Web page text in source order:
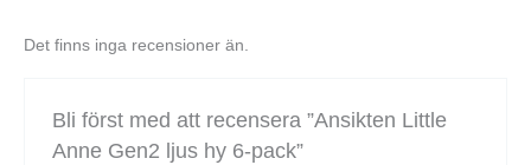
Det finns inga recensioner än.
Bli först med att recensera ”Ansikten Little
Anne Gen2 ljus hy 6-pack”